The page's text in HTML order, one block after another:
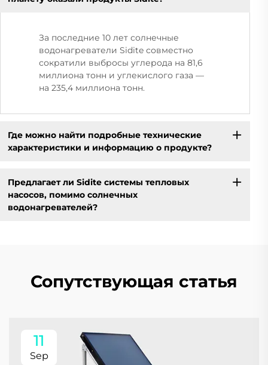
За последние 10 лет солнечные
водонагреватели Sidite совместно
сократили выбросы углерода на 81,6
миллиона тонн и углекислого газа —
на 235,4 миллиона тонн.
Где можно найти подробные технические
характеристики и информацию о продукте?
Предлагает ли Sidite системы тепловых
насосов, помимо солнечных
водонагревателей?
Сопутствующая статья
11
Sep